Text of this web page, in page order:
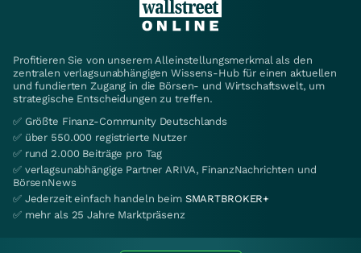
Profitieren Sie von unserem Alleinstellungsmerkmal als den
zentralen verlagsunabhängigen Wissens-Hub für einen aktuellen
und fundierten Zugang in die Börsen- und Wirtschaftswelt, um
strategische Entscheidungen zu treffen.
✅ Größte Finanz-Community Deutschlands
✅ über 550.000 registrierte Nutzer
✅ rund 2.000 Beiträge pro Tag
✅ verlagsunabhängige Partner ARIVA, FinanzNachrichten und
BörsenNews
✅ Jederzeit einfach handeln beim SMARTBROKER+
✅ mehr als 25 Jahre Marktpräsenz